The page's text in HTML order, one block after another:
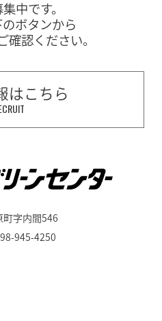
中です。
ボタンから
確認ください。
はこちら
町字内間546
945-4250